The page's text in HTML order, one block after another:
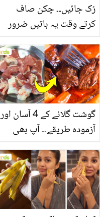
رُک جائیں۔۔ چکن صاف
کرتے وقت یہ باتیں ضرور
یاد رکھیں
گوشت گلانے کے 4 آسان اور
آزمودہ طریقے۔۔ آپ بھی
جانیں انٹرنیشنل شیف کے
بتائے راز